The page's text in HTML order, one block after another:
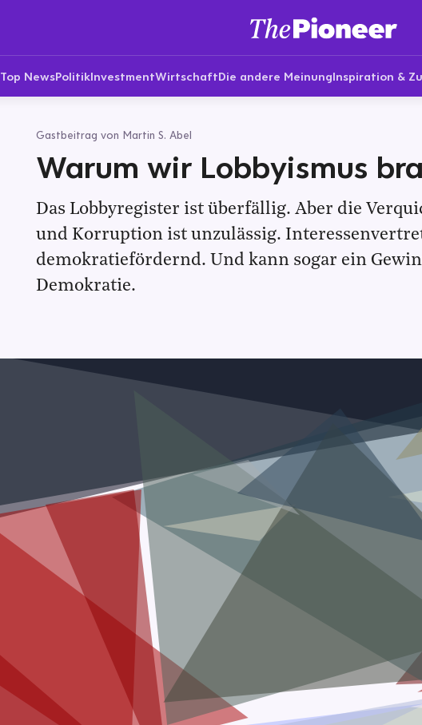
Top NewsPolitikInvestmentWirtschaftDie andere MeinungInspiration &
Gastbeitrag von Martin S. Abel
Warum wir Lobbyismus
Das Lobbyregister ist überfällig. Aber die
und Korruption ist unzulässig.
demokratiefördernd. Und kann sogar ein
Demokratie.